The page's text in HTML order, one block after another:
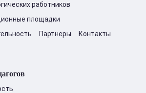
работников
площадки
Партнеры
Контакты